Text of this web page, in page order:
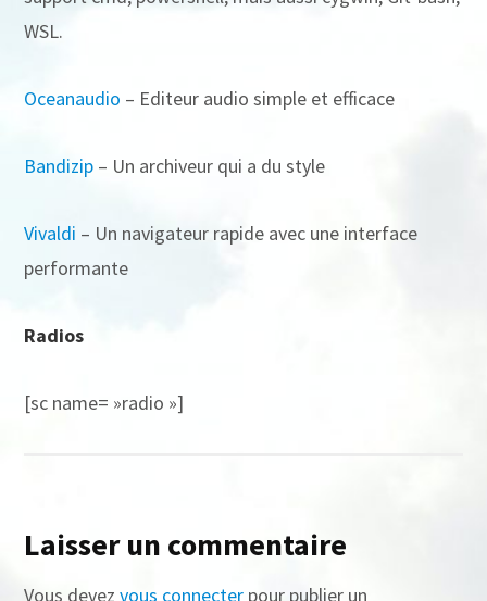
WSL.
Oceanaudio – Editeur audio simple et efficace
Bandizip – Un archiveur qui a du style
Vivaldi – Un navigateur rapide avec une interface
performante
Radios
[sc name= »radio »]
Laisser un commentaire
Vous devezvous connecter pour publier un